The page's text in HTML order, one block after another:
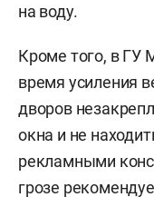
на воду.
Кроме того, в ГУ
время усиления
дворов
окна и не
рекламными
грозе